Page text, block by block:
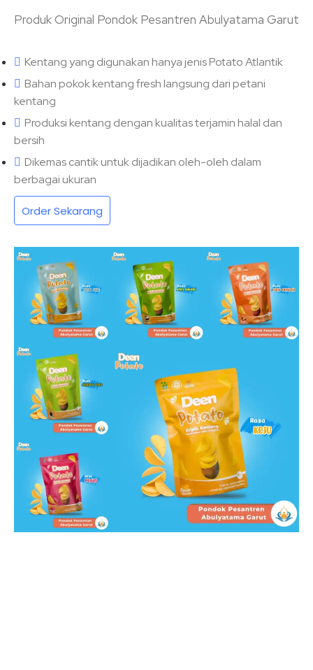
Produk Original Pondok Pesantren Abulyatama Garut
Kentang yang digunakan hanya jenis Potato Atlantik
Bahan pokok kentang fresh langsung dari petani
kentang
Produksi kentang dengan kualitas terjamin halal dan
bersih
Dikemas cantik untuk dijadikan oleh-oleh dalam
berbagai ukuran
Order Sekarang